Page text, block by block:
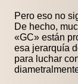
Pero eso no
De hecho,
«GC» están
esa jerarquía
para luchar